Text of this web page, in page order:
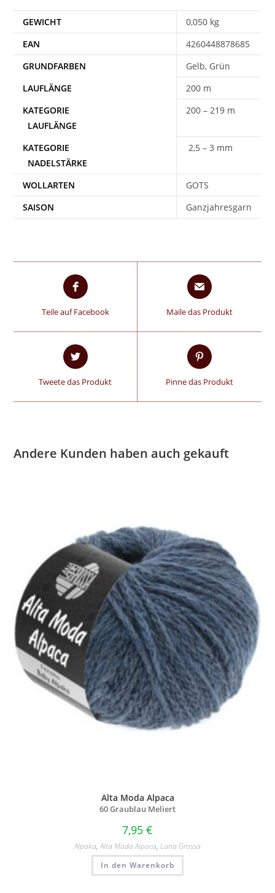
GEWICHT
0,050 kg
EAN
4260448878685
Gelb, Grün
200 m
200 – 219 m
2,5 – 3 mm
WOLLARTEN
GOTS
SAISON
Ganzjahresgarn
Teile auf Facebook Maile das Produkt
Tweete das Produkt Pinne das Produkt
Andere Kunden haben auch gekauft
Alta Moda Alpaca
60 Graublau Meliert
7,95 €
Alpaka,Alta Moda Alpaca, Lana Grossa
In den Warenkorb